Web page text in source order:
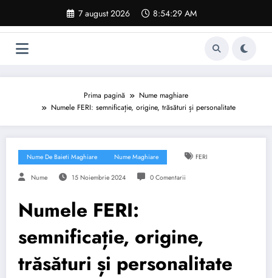
conținut
7 august 2026 8:54:30 AM
Prima pagină
Nume maghiare
Numele FERI: semnificație, origine, trăsături și personalitate
Nume De Baieti Maghiare Nume Maghiare FERI
Nume 15 Noiembrie 2024 0 Comentarii
Numele FERI:
semnificație, origine,
trăsături și personalitate